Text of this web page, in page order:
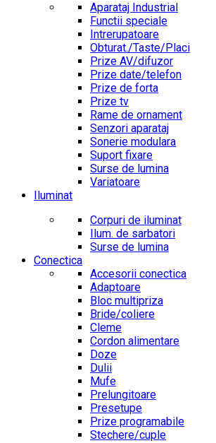
Aparataj Industrial
Functii speciale
Intrerupatoare
Obturat./Taste/Placi
Prize AV/difuzor
Prize date/telefon
Prize de forta
Prize tv
Rame de ornament
Senzori aparataj
Sonerie modulara
Suport fixare
Surse de lumina
Variatoare
Iluminat
Corpuri de iluminat
Ilum. de sarbatori
Surse de lumina
Conectica
Accesorii conectica
Adaptoare
Bloc multipriza
Bride/coliere
Cleme
Cordon alimentare
Doze
Dulii
Mufe
Prelungitoare
Presetupe
Prize programabile
Stechere/cuple